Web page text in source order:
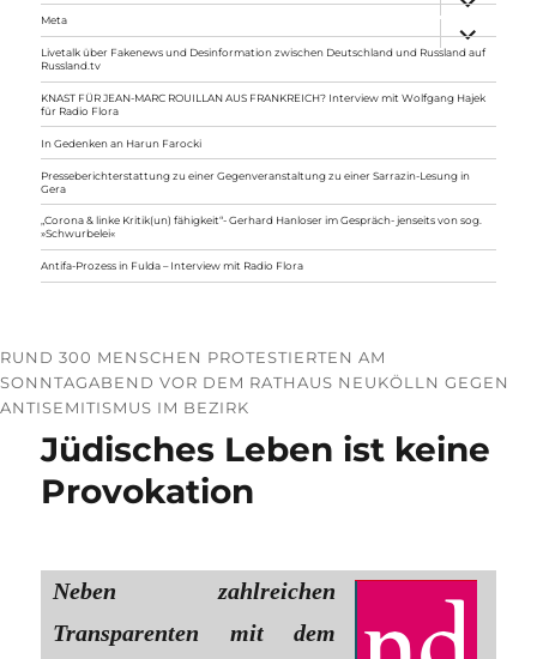
anzeigen
Meta
anzeigen
Livetalk über Fakenews und Desinformation zwischen Deutschland und Russland auf
Russland.tv
KNAST FÜR JEAN-MARC ROUILLAN AUS FRANKREICH? Interview mit Wolfgang Hajek
für Radio Flora
In Gedenken an Harun Farocki
Presseberichterstattung zu einer Gegenveranstaltung zu einer Sarrazin-Lesung in
Gera
„Corona & linke Kritik(un) fähigkeit“- Gerhard Hanloser im Gespräch- jenseits von sog.
»Schwurbelei«
Antifa-Prozess in Fulda – Interview mit Radio Flora
RUND 300 MENSCHEN PROTESTIERTEN AM
SONNTAGABEND VOR DEM RATHAUS NEUKÖLLN GEGEN
ANTISEMITISMUS IM BEZIRK
Jüdisches Leben ist keine
Provokation
Neben zahlreichen
Transparenten mit dem